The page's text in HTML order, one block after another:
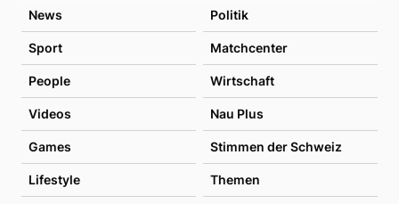
News Politik
Sport Matchcenter
People Wirtschaft
Videos Nau Plus
Games Stimmen der Schweiz
Lifestyle Themen